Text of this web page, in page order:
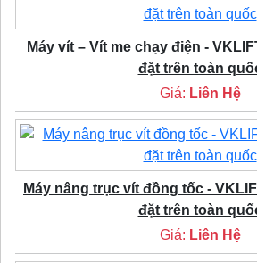
Máy vít – Vít me chạy điện -
đặt trên toàn
Giá: Liên Hệ
Máy nâng trục vít đồng tốc -
đặt trên toàn
Giá: Liên Hệ